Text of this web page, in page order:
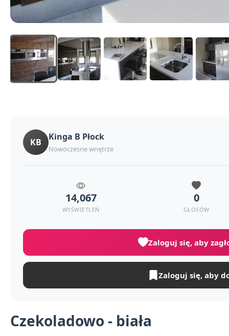
Czekoladowo - biała
KB Kinga B Płock
Nowoczesne wnętrze
14,067
WYŚWIETLEŃ
0
GŁOSÓW
Zaloguj się, aby
Zaloguj się, aby